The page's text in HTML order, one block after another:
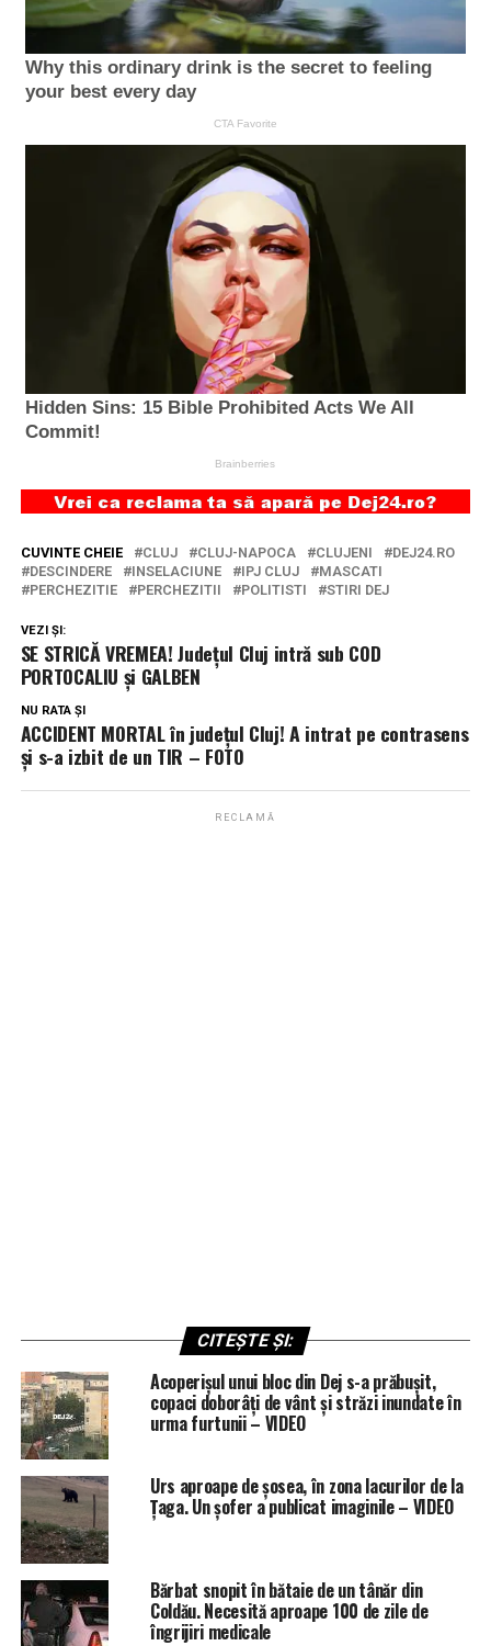
CUVINTE CHEIE CLUJ CLUJ-NAPOCA CLUJENI
DEJ24.RO
DESCINDERE
INSELACIUNE IPJ CLUJ
MASCATI
PERCHEZITIE
PERCHEZITII POLITISTI STIRI DEJ
VEZI ȘI:
SE STRICĂ VREMEA! Județul Cluj intră sub COD
PORTOCALIU și GALBEN
NU RATA ȘI
ACCIDENT MORTAL în județul Cluj! A intrat pe contrasens
și s-a izbit de un TIR – FOTO
RECLAMĂ
CITEȘTE ȘI:
Acoperișul unui bloc din Dej s-a prăbușit,
copaci doborâți de vânt și străzi inundate în
urma furtunii – VIDEO
Urs aproape de șosea, în zona lacurilor de la
Țaga. Un șofer a publicat imaginile – VIDEO
Bărbat snopit în bătaie de un tânăr din
Coldău. Necesită aproape 100 de zile de
îngrijiri medicale